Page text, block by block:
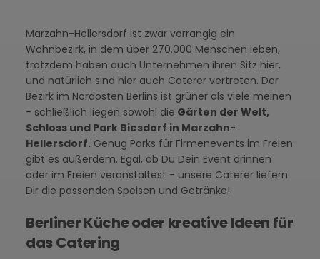
Marzahn-Hellersdorf ist zwar vorrangig ein
Wohnbezirk, in dem über 270.000 Menschen leben,
trotzdem haben auch Unternehmen ihren Sitz hier,
und natürlich sind hier auch Caterer vertreten. Der
Bezirk im Nordosten Berlins ist grüner als viele meinen
- schließlich liegen sowohl die Gärten der Welt,
Schloss und Park Biesdorf in Marzahn-
Hellersdorf. Genug Parks für Firmenevents im Freien
gibt es außerdem. Egal, ob Du Dein Event drinnen
oder im Freien veranstaltest - unsere Caterer liefern
Dir die passenden Speisen und Getränke!
Berliner Küche oder kreative Ideen für
das Catering